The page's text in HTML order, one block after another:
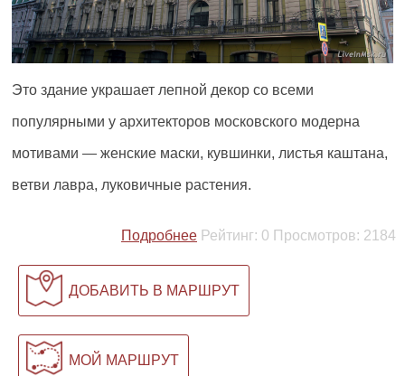
Это здание украшает лепной декор со всеми
популярными у архитекторов московского модерна
мотивами — женские маски, кувшинки, листья каштана,
ветви лавра, луковичные растения.
Подробнее Рейтинг: 0 Просмотров: 2184
ДОБАВИТЬ В МАРШРУТ
МОЙ МАРШРУТ